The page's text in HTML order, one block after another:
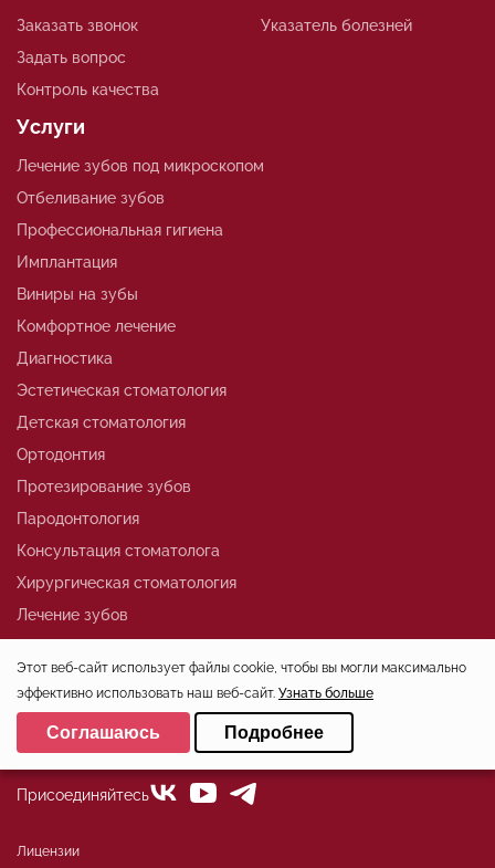
Услуги
Лечение зубов под микроскопом
Отбеливание зубов
Профессиональная гигиена
Имплантация
Виниры на зубы
Комфортное лечение
Диагностика
Эстетическая стоматология
Детская стоматология
Ортодонтия
Протезирование зубов
Пародонтология
Консультация стоматолога
Хирургическая стоматология
Лечение зубов
Указатель болезней
Заказать звонок
Задать вопрос
Контроль качества
+7 (812)324-01-80
office@stoma-spb.ru
Присоединяйтесь
Лицензии
Этот веб-сайт использует файлы cookie, чтобы вы могли максимально
эффективно использовать наш веб-сайт. Узнать больше
Выберите настройки cookie
Минимальные
Аналитические/Функциональные
Соглашаюсь Подробнее